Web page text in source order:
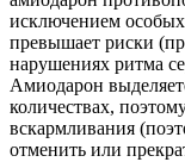
исключением особых
превышает риски
нарушениях ритма
Амиодарон
количествах,
вскармливания
отменить или